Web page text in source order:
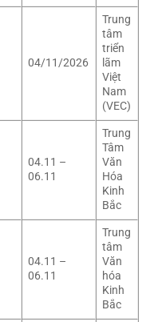
04/11/2026
Trung
tâm
triển
lãm
Việt
Nam
(VEC)
04.11 –
06.11
Trung
Tâm
Văn
Hóa
Kinh
Bắc
04.11 –
06.11
Trung
tâm
Văn
hóa
Kinh
Bắc